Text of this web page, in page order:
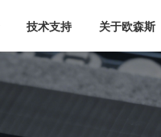
技术支持 关于欧森斯